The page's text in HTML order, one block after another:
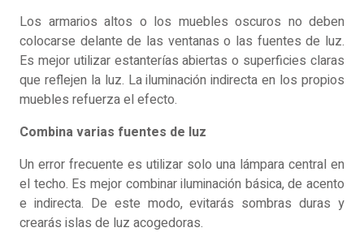
Los armarios altos o los muebles oscuros no deben
colocarse delante de las ventanas o las fuentes de luz.
Es mejor utilizar estanterías abiertas o superficies claras
que reflejen la luz. La iluminación indirecta en los propios
muebles refuerza el efecto.
Combina varias fuentes de luz
Un error frecuente es utilizar solo una lámpara central en
el techo. Es mejor combinar iluminación básica, de acento
e indirecta. De este modo, evitarás sombras duras y
crearás islas de luz acogedoras.